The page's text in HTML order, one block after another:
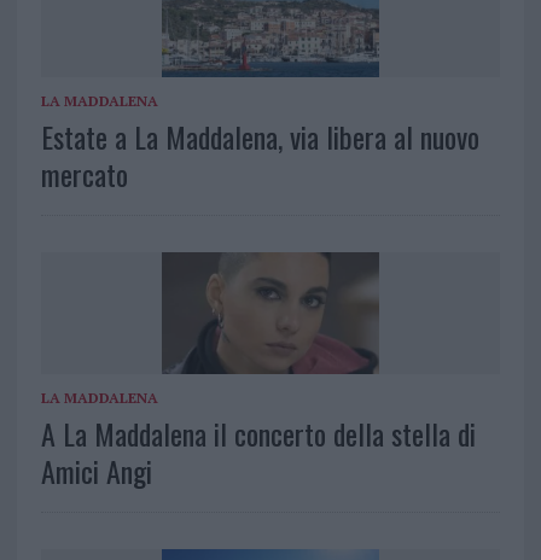
LA MADDALENA
Estate a La Maddalena, via libera al nuovo
mercato
LA MADDALENA
A La Maddalena il concerto della stella di
Amici Angi